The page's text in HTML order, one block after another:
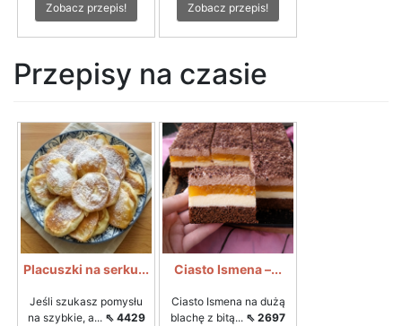
Zobacz przepis! Zobacz przepis!
Przepisy na czasie
Placuszki na serku...
Jeśli szukasz pomysłu
na szybkie, a... ⇖ 4429
Ciasto Ismena –...
Ciasto Ismena na dużą
blachę z bitą... ⇖ 2697